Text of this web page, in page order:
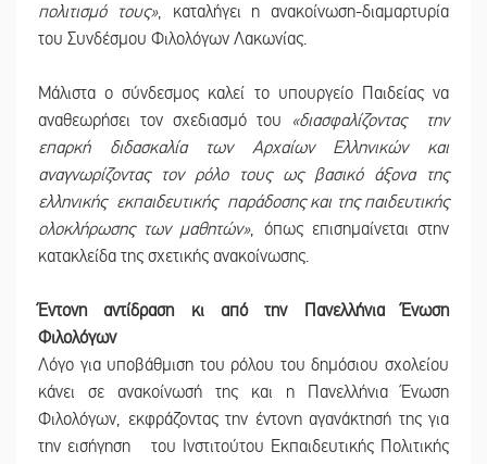
πολιτισμό τους», καταλήγει η ανακοίνωση-διαμαρτυρία
του Συνδέσμου Φιλολόγων Λακωνίας.
Μάλιστα ο σύνδεσμος καλεί το υπουργείο Παιδείας να
αναθεωρήσει τον σχεδιασμό του «διασφαλίζοντας την
επαρκή διδασκαλία των Αρχαίων Ελληνικών και
αναγνωρίζοντας τον ρόλο τους ως βασικό άξονα της
ελληνικής εκπαιδευτικής παράδοσης και της παιδευτικής
ολοκλήρωσης των μαθητών», όπως επισημαίνεται στην
κατακλείδα της σχετικής ανακοίνωσης.
Έντονη αντίδραση κι από την Πανελλήνια Ένωση
Φιλολόγων
Λόγο για υποβάθμιση του ρόλου του δημόσιου σχολείου
κάνει σε ανακοίνωσή της και η Πανελλήνια Ένωση
Φιλολόγων, εκφράζοντας την έντονη αγανάκτησή της για
την εισήγηση του Ινστιτούτου Εκπαιδευτικής Πολιτικής